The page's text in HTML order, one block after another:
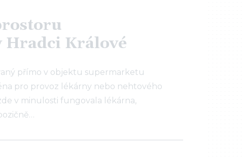
Hradci Králové
přímo v objektu supermarketu
pro provoz lékárny nebo nehtového
v minulosti fungovala lékárna,